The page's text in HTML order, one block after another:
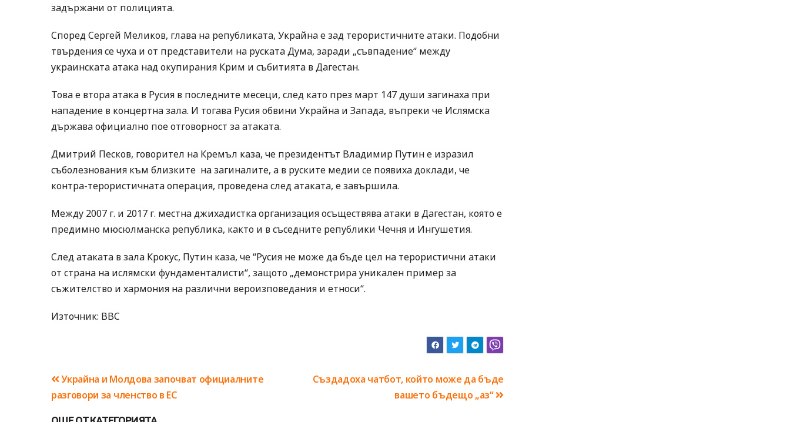
задържани от полицията.
Според Сергей Меликов, глава на републиката, Украйна е зад терористичните атаки. Подобни
твърдения се чуха и от представители на руската Дума, заради „съвпадение“ между
украинската атака над окупирания Крим и събитията в Дагестан.
Това е втора атака в Русия в последните месеци, след като през март 147 души загинаха при
нападение в концертна зала. И тогава Русия обвини Украйна и Запада, въпреки че Ислямска
държава официално пое отговорност за атаката.
Дмитрий Песков, говорител на Кремъл каза, че президентът Владимир Путин е изразил
съболезнования към близките на загиналите, а в руските медии се появиха доклади, че
контра-терористичната операция, проведена след атаката, е завършила.
Между 2007 г. и 2017 г. местна джихадистка организация осъществява атаки в Дагестан, която е
предимно мюсюлманска република, както и в съседните републики Чечня и Ингушетия.
След атаката в зала Крокус, Путин каза, че “Русия не може да бъде цел на терористични атаки
от страна на ислямски фундаменталисти“, защото „демонстрира уникален пример за
съжителство и хармония на различни вероизповедания и етноси“.
Източник: BBC
Навигация
Създадоха чатбот, който може да бъде
вашето бъдещо „аз“
Украйна и Молдова започват официалните
разговори за членство в ЕС